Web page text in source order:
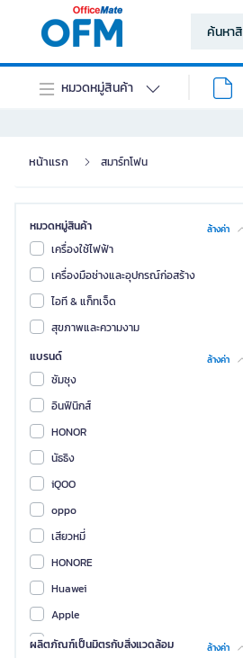
หมวดหมู่สินค้า
หน้าแรก สมาร์ทโฟน
หมวดหมู่สินค้า ล้างค่า
เครื่องใช้ไฟฟ้า
เครื่องมือช่างและอุปกรณ์ก่อสร้าง
ไอที & แก็ทเจ็ด
สุขภาพและความงาม
แบรนด์
ล้างค่า
ซัมซุง
อินฟินิกส์
HONOR
นัธธิง
iQOO
oppo
เสียวหมี่
HONORE
Huawei
Apple
Vivo
ผลิตภัณฑ์เป็นมิตรกับสิ่งแวดล้อม ล้างค่า